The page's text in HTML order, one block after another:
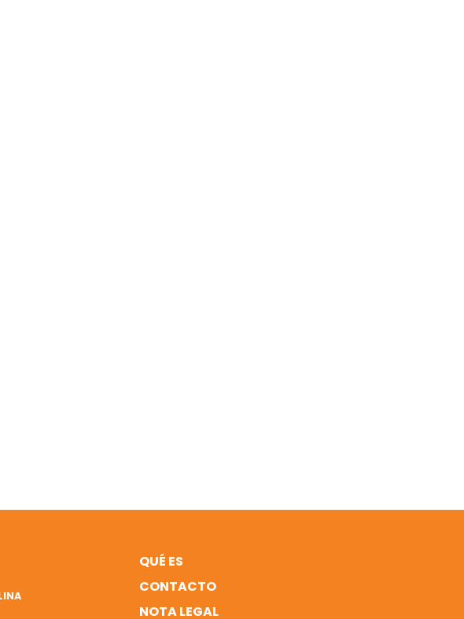
QUÉ ES
CONTACTO
NOTA LEGAL